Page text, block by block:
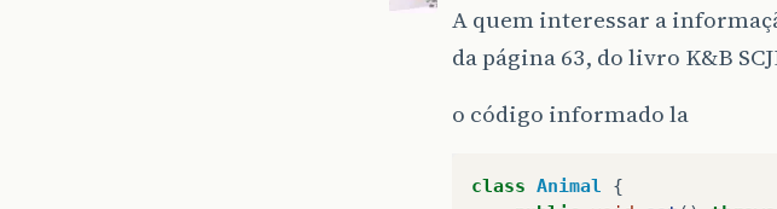
A quem interessar a
da página 63, do livro K&B
o código informado la
class Animal
{